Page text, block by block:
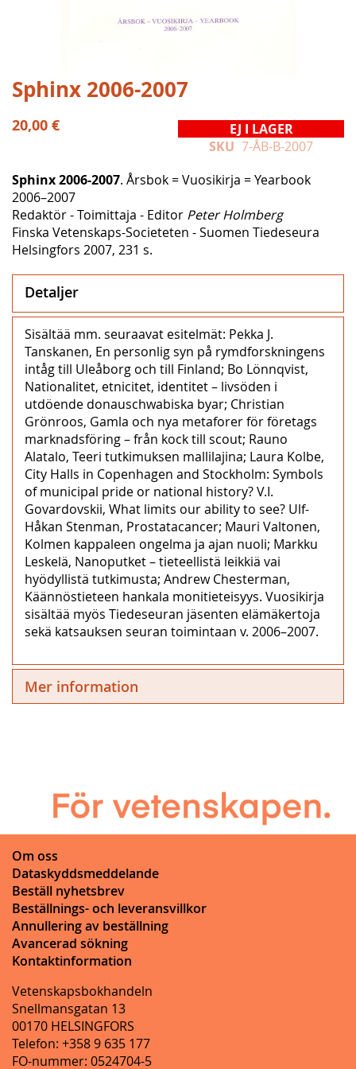
Hoppa
till
början
av
Sphinx 2006-2007
20,00 €
EJ I LAGER
SKU 7-ÅB-B-2007
Sphinx 2006-2007. Årsbok = Vuosikirja = Yearbook
2006–2007
Redaktör - Toimittaja - Editor Peter Holmberg
Finska Vetenskaps-Societeten - Suomen Tiedeseura
Helsingfors 2007, 231 s.
Detaljer
Sisältää mm. seuraavat esitelmät: Pekka J.
Tanskanen, En personlig syn på rymdforskningens
intåg till Uleåborg och till Finland; Bo Lönnqvist,
Nationalitet, etnicitet, identitet – livsöden i
utdöende donauschwabiska byar; Christian
Grönroos, Gamla och nya metaforer för företags
marknadsföring – från kock till scout; Rauno
Alatalo, Teeri tutkimuksen mallilajina; Laura Kolbe,
City Halls in Copenhagen and Stockholm: Symbols
of municipal pride or national history? V.I.
Govardovskii, What limits our ability to see? Ulf-
Håkan Stenman, Prostatacancer; Mauri Valtonen,
Kolmen kappaleen ongelma ja ajan nuoli; Markku
Leskelä, Nanoputket – tieteellistä leikkiä vai
hyödyllistä tutkimusta; Andrew Chesterman,
Käännöstieteen hankala monitieteisyys. Vuosikirja
sisältää myös Tiedeseuran jäsenten elämäkertoja
sekä katsauksen seuran toimintaan v. 2006–2007.
Mer information
Om oss
Dataskyddsmeddelande
Beställ nyhetsbrev
Beställnings- och leveransvillkor
Annullering av beställning
Avancerad sökning
Kontaktinformation
Vetenskapsbokhandeln
Snellmansgatan 13
00170 HELSINGFORS
Telefon: +358 9 635 177
FO-nummer: 0524704-5